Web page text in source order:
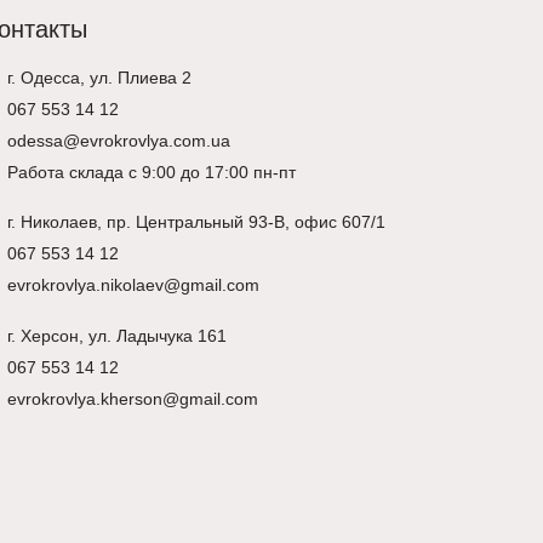
г. Одесса, ул. Плиева 2
067 553 14 12
odessa@evrokrovlya.com.ua
Работа склада с 9:00 до 17:00 пн-пт
г. Николаев, пр. Центральный 93-В, офис 607/1
067 553 14 12
evrokrovlya.nikolaev@gmail.com
г. Херсон, ул. Ладычука 161
067 553 14 12
evrokrovlya.kherson@gmail.com